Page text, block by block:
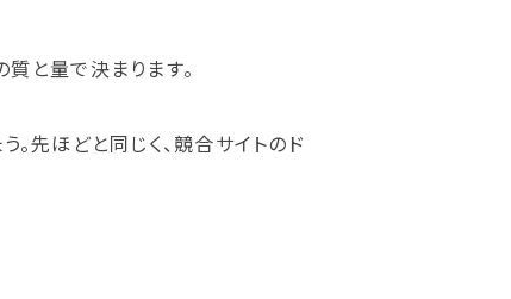
と量で決まります。
先ほどと同じく、競合サイトのド